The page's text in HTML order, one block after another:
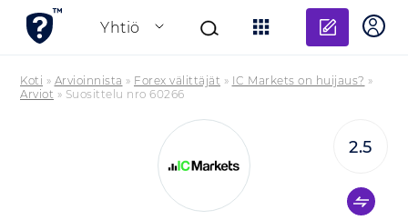
Yhtiö
Lisää
Koti » Arvioinnista » Forex välittäjät » IC Markets on huijaus? »
Arviot » Suosittelu nro 60266
2.5